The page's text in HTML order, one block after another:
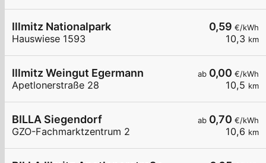
0,59 €/kWh
10,3 km
Illmitz Nationalpark
Hauswiese 1593
ab 0,00 €/kWh
10,5 km
Illmitz Weingut Egermann
Apetlonerstraße 28
ab 0,70 €/kWh
10,6 km
BILLA Siegendorf
GZO-Fachmarktzentrum 2